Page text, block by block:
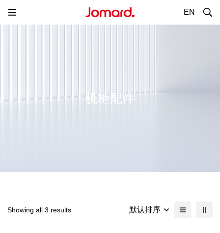
EN
机柜配件
Showing all 3 results 默认排序